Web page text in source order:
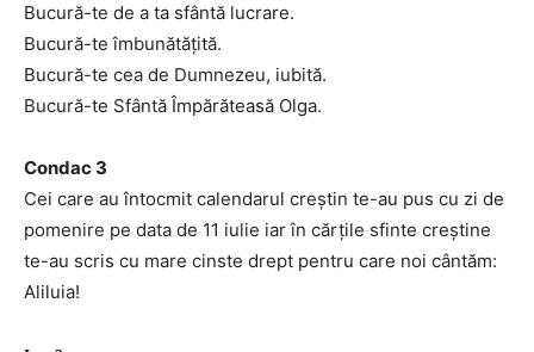
Bucură-te de a ta sfântă lucrare.
Bucură-te îmbunătăţită.
Bucură-te cea de Dumnezeu, iubită.
Bucură-te Sfântă Împărăteasă Olga.
Condac 3
Cei care au întocmit calendarul creştin te-au pus cu zi de
pomenire pe data de 11 iulie iar în cărţile sfinte creştine
te-au scris cu mare cinste drept pentru care noi cântăm:
Aliluia!